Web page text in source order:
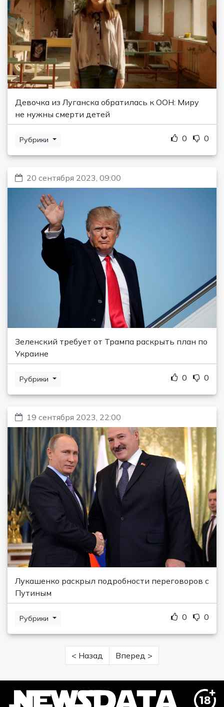
Девочка из Луганска обратилась к ООН: Миру
не нужны смерти детей
Рубрики 0 0
20 сентября 2023, 09:00
Зеленский требует от Трампа раскрыть план по
Украине
Рубрики 0 0
19 сентября 2023, 22:00
Лукашенко раскрыл подробности переговоров с
Путиным
Рубрики 0 0
< Назад Вперед >